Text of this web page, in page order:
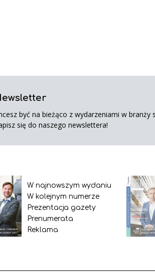
być na bieżąco z wydarzeniami w branży
się do naszego newslettera!
W najnowszym wydaniu
W kolejnym numerze
Prezentacja gazety
Prenumerata
Reklama